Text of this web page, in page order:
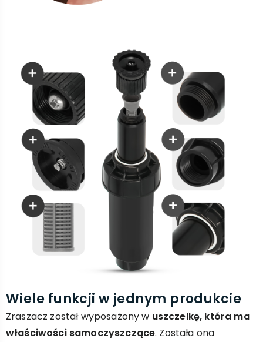
Wiele funkcji w jednym produkcie
Zraszacz został wyposażony w uszczelkę, która ma
właściwości samoczyszczące. Została ona